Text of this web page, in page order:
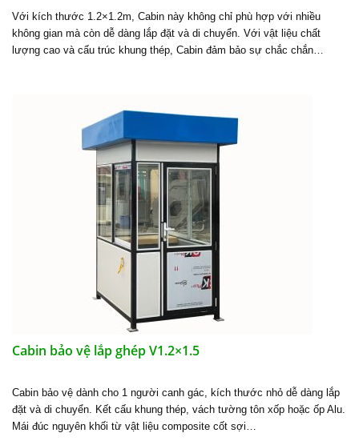
Với kích thước 1.2×1.2m, Cabin này không chỉ phù hợp với nhiều
không gian mà còn dễ dàng lắp đặt và di chuyển. Với vật liệu chất
lượng cao và cấu trúc khung thép, Cabin đảm bảo sự chắc chắn…
Cabin bảo vệ lắp ghép V1.2×1.5
Cabin bảo vệ dành cho 1 người canh gác, kích thước nhỏ dễ dàng lắp
đặt và di chuyển. Kết cấu khung thép, vách tường tôn xốp hoặc ốp Alu.
Mái đúc nguyên khối từ vật liệu composite cốt sợi…